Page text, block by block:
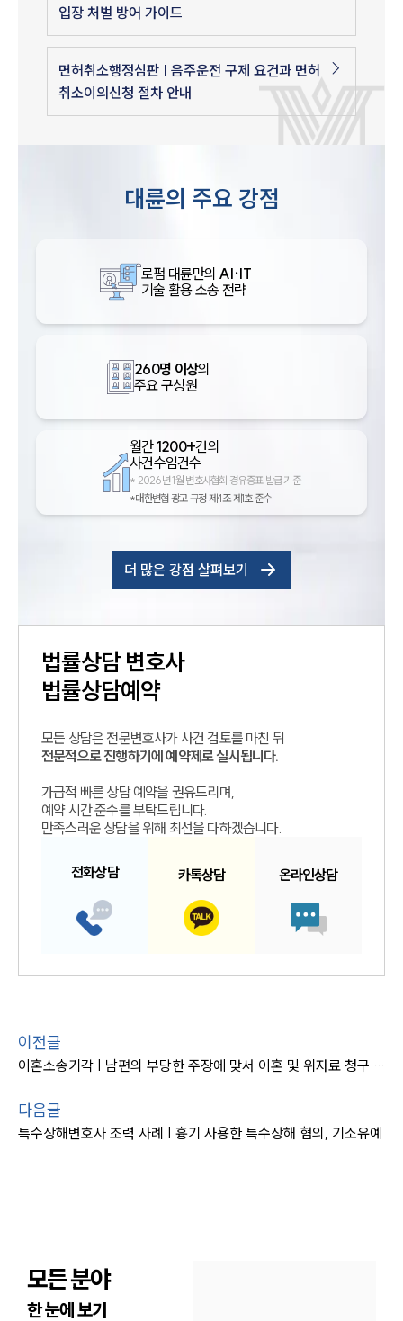
입장 처벌 방어 가이드
면허취소행정심판 | 음주운전 구제 요건과 면허
취소이의신청 절차 안내
대륜의 주요 강점
로펌 대륜만의 AI·IT
기술 활용 소송 전략
260명 이상의
주요 구성원
월간1200+건의
사건수임건수
* 2026년 1월 변호사협회 경유증표 발급 기준
*대한변협 광고 규정 제4조 제1호 준수
더 많은 강점 살펴보기
법률상담변호사
법률상담예약
모든 상담은 전문변호사가 사건 검토를 마친 뒤
전문적으로 진행하기에 예약제로 실시됩니다.
가급적 빠른 상담 예약을 권유드리며,
예약 시간 준수를 부탁드립니다.
만족스러운 상담을 위해 최선을 다하겠습니다.
전화상담 카톡상담 온라인상담
이전글
이혼소송기각 | 남편의 부당한 주장에 맞서 이혼 및 위자료 청구 기각시킨 사례
다음글
특수상해변호사 조력 사례 | 흉기 사용한 특수상해 혐의, 기소유예
모든 분야
한 눈에 보기